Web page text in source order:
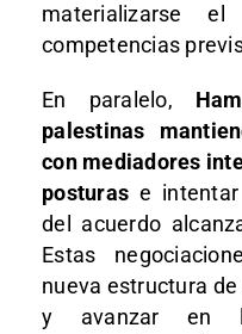
materializarse
competencias
En paralelo,
palestinas
con mediadores
posturas e
del acuerdo
Estas
nueva estructura
y avanzar en